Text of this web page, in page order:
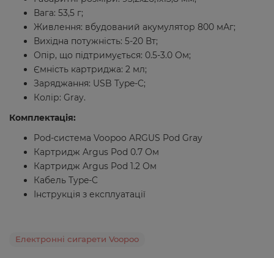
Вага: 53,5 г;
Живлення: вбудований акумулятор 800 мАг;
Вихідна потужність: 5-20 Вт;
Опір, що підтримується: 0.5-3.0 Ом;
Ємність картриджа: 2 мл;
Заряджання: USB Type-C;
Колір: Gray.
Комплектація:
Pod-система Voopoo ARGUS Pod Gray
Картридж Argus Pod 0.7 Ом
Картридж Argus Pod 1.2 Ом
Кабель Type-C
Інструкція з експлуатації
Електронні сигарети Voopoo